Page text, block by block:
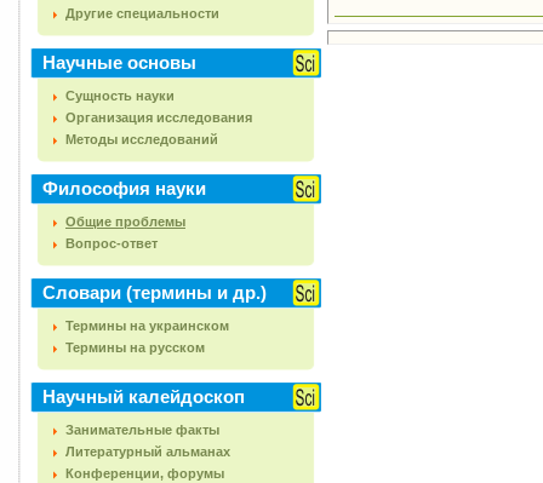
Другие специальности
Научные основы
Сущность науки
Организация исследования
Методы исследований
Философия науки
Общие проблемы
Вопрос-ответ
Словари (термины и др.)
Термины на украинском
Термины на русском
Научный калейдоскоп
Занимательные факты
Литературный альманах
Конференции, форумы